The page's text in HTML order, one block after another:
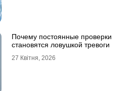
Почему постоянные проверки
становятся ловушкой тревоги
27 Квітня, 2026